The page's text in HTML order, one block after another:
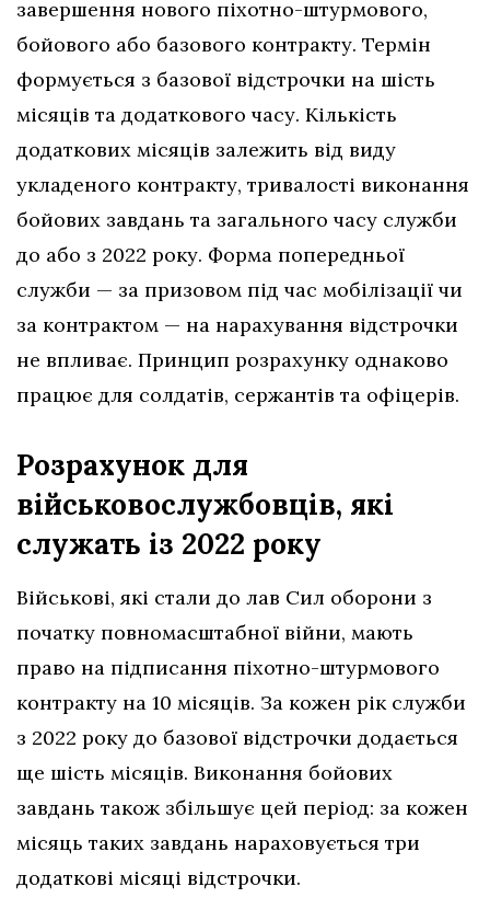
завершення нового піхотно-штурмового,
бойового або базового контракту. Термін
формується з базової відстрочки на шість
місяців та додаткового часу. Кількість
додаткових місяців залежить від виду
укладеного контракту, тривалості виконання
бойових завдань та загального часу служби
до або з 2022 року. Форма попередньої
служби — за призовом під час мобілізації чи
за контрактом — на нарахування відстрочки
не впливає. Принцип розрахунку однаково
працює для солдатів, сержантів та офіцерів.
Розрахунок для
військовослужбовців, які
служать із 2022 року
Військові, які стали до лав Сил оборони з
початку повномасштабної війни, мають
право на підписання піхотно-штурмового
контракту на 10 місяців. За кожен рік служби
з 2022 року до базової відстрочки додається
ще шість місяців. Виконання бойових
завдань також збільшує цей період: за кожен
місяць таких завдань нараховується три
додаткові місяці відстрочки.